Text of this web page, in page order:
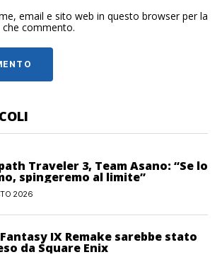
email e sito web in questo browser per la
commento.
Traveler 3, Team Asano: “Se lo
spingeremo al limite”
2026
IX Remake sarebbe stato
da Square Enix